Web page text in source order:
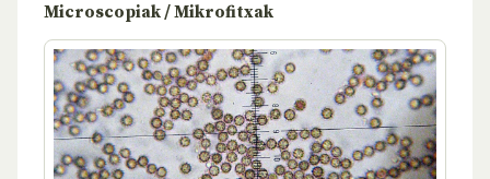
Microscopiak / Mikrofitxak